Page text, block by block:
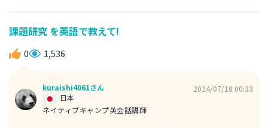
す。 The song features beautiful harmonization. その
曲は美しい和音の重なりが特徴です。 features: 「特徴とす
る」という意味の動詞。 2. Layering of sounds layerは
「層」を意味し、接尾辞の「-ing」を加えると
で使われます。 In music, layering of sounds makes the
song more interesting. 音楽では、音を重ねることで曲が
課題研究 を英語で教えて!
0 1,536
kuraishi4061さん
ネイティブキャンプ英会話講師
日本
2024/07/18 00:33